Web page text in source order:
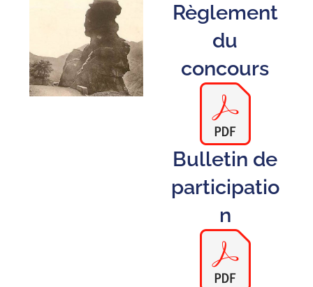
Règlement
du
concours
Bulletin de
participatio
n